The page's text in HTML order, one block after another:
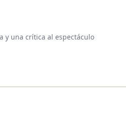
y una crítica al espectáculo